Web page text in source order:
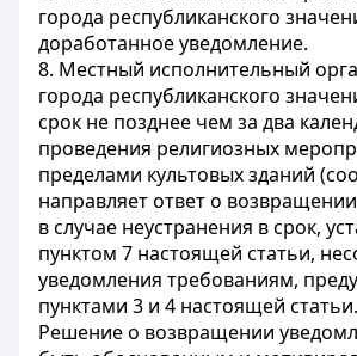
города республиканского
доработанное уведомление.
8. Местный исполнительный
города республиканского
срок не позднее чем за два
проведения религиозных
пределами культовых зданий
направляет ответ о
в случае неустранения в срок,
пунктом 7 настоящей статьи,
уведомления требованиям,
пунктами 3 и 4 настоящей статьи.
Решение о возвращении